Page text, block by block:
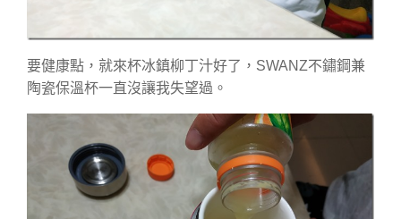
要健康點，就來杯冰鎮柳丁汁好了，SWANZ不鏽鋼兼
陶瓷保溫杯一直沒讓我失望過。